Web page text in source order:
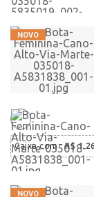
Caixa com:R$